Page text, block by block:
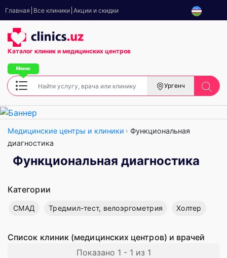
Главная Все клиники Акции и скидки
Каталог клиник и медицинских центров
Ургенч
Медицинские центры и клиники
Функциональная
диагностика
Функциональная диагностика
Категории
СМАД Тредмил-тест, велоэргометрия Холтер
Список клиник (медицинских центров) и врачей
Показано 1 - 1 из 1